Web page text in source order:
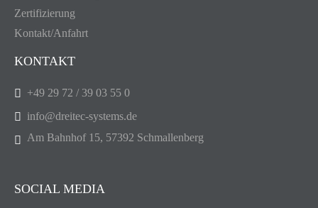
Zertifizierung
Kontakt/Anfahrt
KONTAKT
+49 29 72 / 39 03 55 0
info@dreitec-systems.de
Am Bahnhof 15, 57392 Schmallenberg
SOCIAL MEDIA